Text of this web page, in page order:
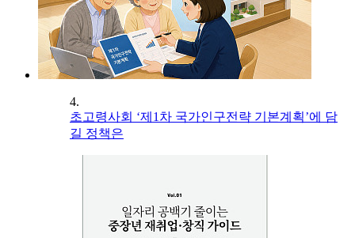
4.
초고령사회 ‘제1차 국가인구전략 기본계획’에 담
길 정책은